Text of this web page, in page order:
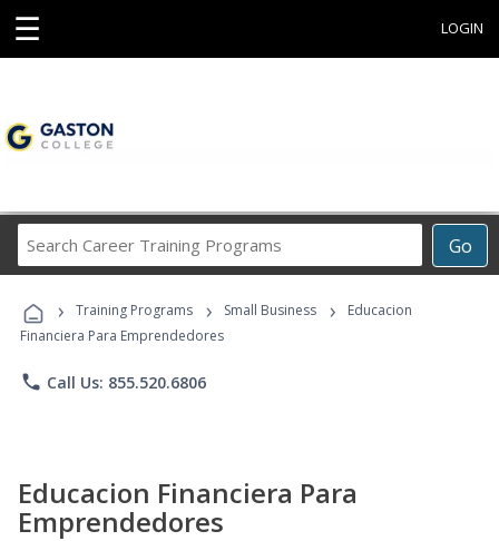
☰ LOGIN
Go
Career
Programs
› Training Programs › Small Business ›
Educacion
Financiera Para Emprendedores
phone Call Us: 855.520.6806
Educacion Financiera Para
Emprendedores